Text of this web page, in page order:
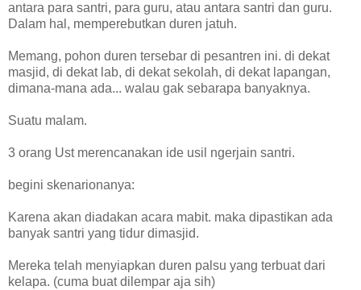
antara para santri, para guru, atau antara santri dan guru.
Dalam hal, memperebutkan duren jatuh.
Memang, pohon duren tersebar di pesantren ini. di dekat
masjid, di dekat lab, di dekat sekolah, di dekat lapangan,
dimana-mana ada... walau gak sebarapa banyaknya.
Suatu malam.
3 orang Ust merencanakan ide usil ngerjain santri.
begini skenarionanya:
Karena akan diadakan acara mabit. maka dipastikan ada
banyak santri yang tidur dimasjid.
Mereka telah menyiapkan duren palsu yang terbuat dari
kelapa. (cuma buat dilempar aja sih)